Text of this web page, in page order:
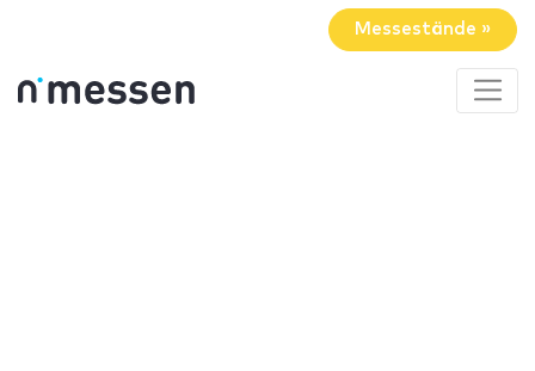
Messestände »